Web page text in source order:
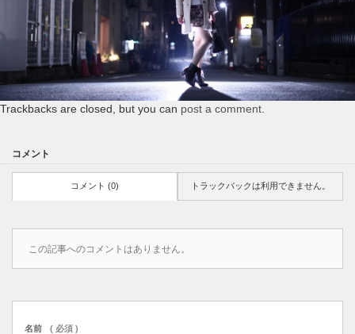
Trackbacks are closed, but you can post a comment
コメント
コメント (0) トラックバックは利用できません。
この記事へのコメントはありません。
名前 ( 必須 )